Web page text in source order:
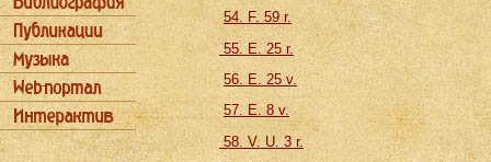
54. F. 59 r.
55. Е. 25 r.
56. Е. 25 v.
57. Е. 8 v.
58. V. U. 3 r.